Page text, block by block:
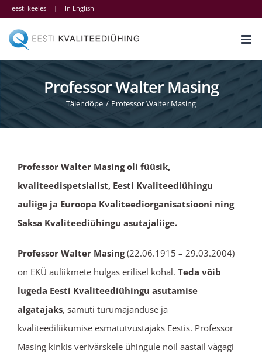
Skip
content
eesti keeles | In English
Professor Walter Masing
Täiendõpe Professor Walter Masing
Professor Walter Masing oli füüsik,
kvaliteedispetsialist, Eesti Kvaliteediühingu
auliige ja Euroopa Kvaliteediorganisatsiooni ning
Saksa Kvaliteediühingu asutajaliige.
Professor Walter Masing(22.06.1915 – 29.03.2004)
on EKÜ auliikmete hulgas erilisel kohal. Teda võib
lugeda Eesti Kvaliteediühingu asutamise
algatajaks, samuti turumajanduse ja
kvaliteediliikumise esmatutvustajaks Eestis. Professor
Masing kinkis verivärskele ühingule noil aastail vägagi